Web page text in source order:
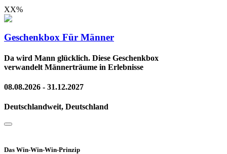
XX%
Geschenkbox Für Männer
Da wird Mann glücklich. Diese Geschenkbox
verwandelt Männerträume in Erlebnisse
08.08.2026 - 31.12.2027
Deutschlandweit, Deutschland
Das Win-Win-Win-Prinzip